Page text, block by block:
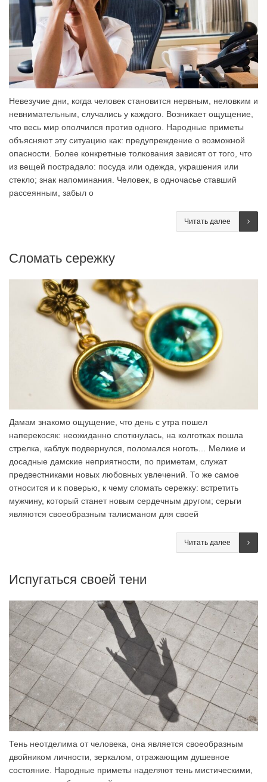
Невезучие дни, когда человек становится нервным, неловким и
невнимательным, случались у каждого. Возникает ощущение,
что весь мир ополчился против одного. Народные приметы
объясняют эту ситуацию как: предупреждение о возможной
опасности. Более конкретные толкования зависят от того, что
из вещей пострадало: посуда или одежда, украшения или
стекло; знак напоминания. Человек, в одночасье ставший
рассеянным, забыл о
Читать далее
Сломать сережку
Дамам знакомо ощущение, что день с утра пошел
наперекосяк: неожиданно споткнулась, на колготках пошла
стрелка, каблук подвернулся, поломался ноготь… Мелкие и
досадные дамские неприятности, по приметам, служат
предвестниками новых любовных увлечений. То же самое
относится и к поверью, к чему сломать сережку: встретить
мужчину, который станет новым сердечным другом; серьги
являются своеобразным талисманом для своей
Читать далее
Испугаться своей тени
Тень неотделима от человека, она является своеобразным
двойником личности, зеркалом, отражающим душевное
состояние. Народные приметы наделяют тень мистическими,